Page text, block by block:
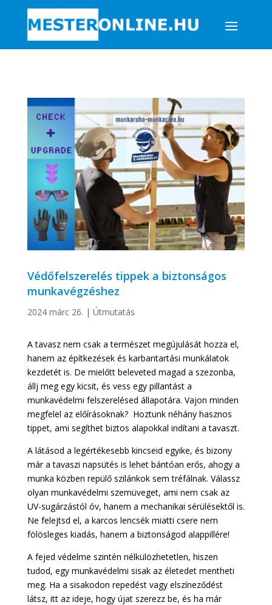
Védőfelszerelés tippek a biztonságos
munkavégzéshez
2024 márc 26. | Útmutatás
A tavasz nem csak a természet megújulását hozza el,
hanem az építkezések és karbantartási munkálatok
kezdetét is. De mielőtt beleveted magad a szezonba,
állj meg egy kicsit, és vess egy pillantást a
munkavédelmi felszerelésed állapotára. Vajon minden
megfelel az előírásoknak? Hoztunk néhány hasznos
tippet, ami segíthet biztos alapokkal indítani a tavaszt.
A látásod a legértékesebb kincseid egyike, és bizony
már a tavaszi napsütés is lehet bántóan erős, ahogy a
munka közben repülő szilánkok sem tréfálnak. Válassz
olyan munkavédelmi szemüveget, ami nem csak az
UV-sugárzástól óv, hanem a mechanikai sérülésektől is.
Ne felejtsd el, a karcos lencsék miatti csere nem
fölösleges kiadás, hanem a biztonságod alappillére!
A fejed védelme szintén nélkülözhetetlen, hiszen
tudod, egy munkavédelmi sisak az életedet mentheti
meg. Ha a sisakodon repedést vagy elszíneződést
látsz, itt az ideje, hogy újat szerezz be, és ha már